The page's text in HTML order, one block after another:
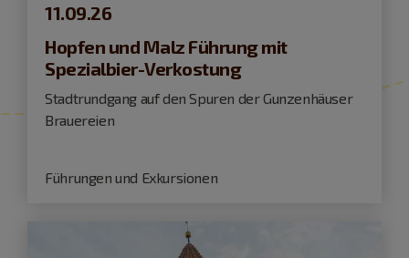
11.09.26
Hopfen und Malz Führung mit
Spezialbier-Verkostung
Stadtrundgang auf den Spuren der Gunzenhäuser
Brauereien
Führungen und Exkursionen